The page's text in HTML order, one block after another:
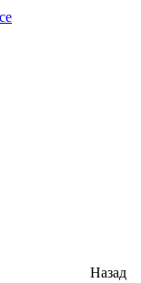
Назад